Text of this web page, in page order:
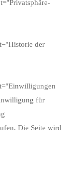
der
für
Die Seite wird